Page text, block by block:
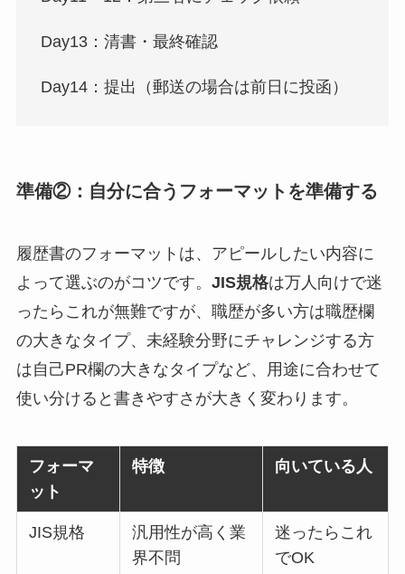
Day13：清書・最終確認
Day14：提出（郵送の場合は前日に投函）
準備②：自分に合うフォーマットを準備する
履歴書のフォーマットは、アピールしたい内容に
よって選ぶのがコツです。 JIS規格は万人向けで迷
ったらこれが無難ですが、職歴が多い方は職歴欄
の大きなタイプ、未経験分野にチャレンジする方
は自己PR欄の大きなタイプなど、用途に合わせて
使い分けると書きやすさが大きく変わります。
フォーマ
ット
特徴 向いている人
JIS規格
汎用性が高く業
界不問
迷ったらこれ
でOK